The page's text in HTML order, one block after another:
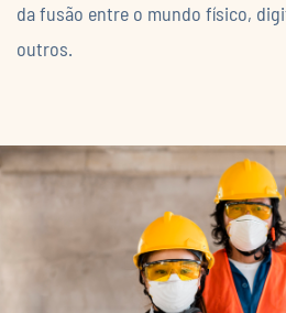
da fusão entre o mundo físico,
outros.